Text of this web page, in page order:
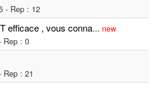
- Rep : 12
efficace , vous conna... new
Rep : 0
Rep : 21